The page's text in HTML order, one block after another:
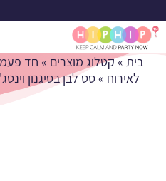
צלחות
בית»קטלוג מוצרים » חד
לאירוח »סט לבן בסיגנון וינטג'